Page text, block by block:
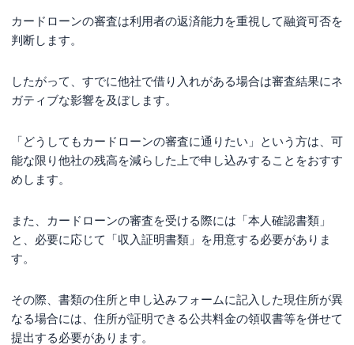
カードローンの審査は利用者の返済能力を重視して融資可否を
判断します。
したがって、すでに他社で借り入れがある場合は審査結果にネ
ガティブな影響を及ぼします。
「どうしてもカードローンの審査に通りたい」という方は、可
能な限り他社の残高を減らした上で申し込みすることをおすす
めします。
また、カードローンの審査を受ける際には「本人確認書類」
と、必要に応じて「収入証明書類」を用意する必要がありま
す。
その際、書類の住所と申し込みフォームに記入した現住所が異
なる場合には、住所が証明できる公共料金の領収書等を併せて
提出する必要があります。